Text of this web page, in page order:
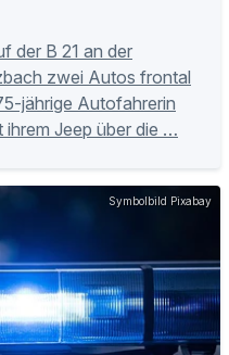
der B 21 an der
zwei Autos frontal
jährige Autofahrerin
ihrem Jeep über die …
Symbolbild Pixabay